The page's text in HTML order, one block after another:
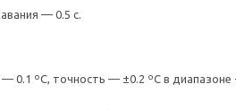
— 0.5 с.
0.1 ºС, точность — ±0.2 ºС в диапазоне